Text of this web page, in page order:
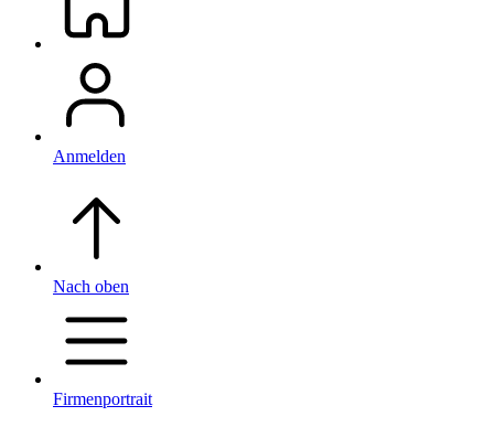
Anmelden
Nach oben
Firmenportrait